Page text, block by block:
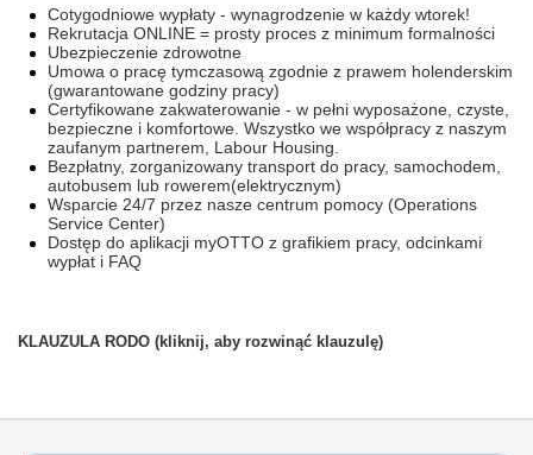
Cotygodniowe wypłaty - wynagrodzenie w każdy wtorek!
Rekrutacja ONLINE = prosty proces z minimum formalności
Ubezpieczenie zdrowotne
Umowa o pracę tymczasową zgodnie z prawem holenderskim
(gwarantowane godziny pracy)
Certyfikowane zakwaterowanie - w pełni wyposażone, czyste,
bezpieczne i komfortowe. Wszystko we współpracy z naszym
zaufanym partnerem, Labour Housing.
Bezpłatny, zorganizowany transport do pracy, samochodem,
autobusem lub rowerem(elektrycznym)
Wsparcie 24/7 przez nasze centrum pomocy (Operations
Service Center)
Dostęp do aplikacji myOTTO z grafikiem pracy, odcinkami
wypłat i FAQ
KLAUZULA RODO (kliknij, aby rozwinąć klauzulę)